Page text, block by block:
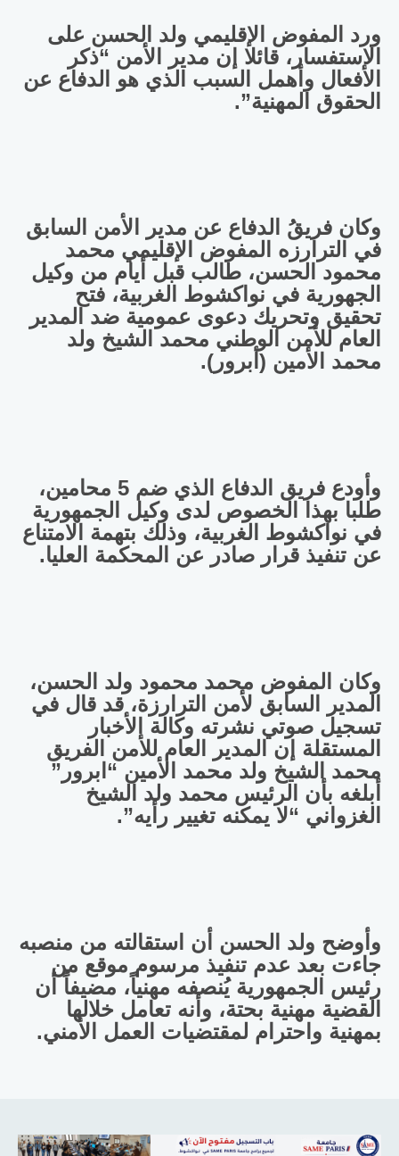
ورد المفوض الإقليمي ولد الحسن على
الاستفسار، قائلا إن مدير الأمن “ذكر
الأفعال وأهمل السبب الذي هو الدفاع عن
الحقوق المهنية”.
وكان فريقُ الدفاع عن مدير الأمن السابق
في الترارزه المفوض الإقليمي محمد
محمود الحسن، طالب قبل أيام من وكيل
الجهورية في نواكشوط الغربية، فتح
تحقيق وتحريك دعوى عمومية ضد المدير
العام للأمن الوطني محمد الشيخ ولد
محمد الأمين (أبرور).
وأودع فريق الدفاع الذي ضم 5 محامين،
طلبا بهذا الخصوص لدى وكيل الجمهورية
في نواكشوط الغربية، وذلك بتهمة الامتناع
عن تنفيذ قرار صادر عن المحكمة العليا.
وكان المفوض محمد محمود ولد الحسن،
المدير السابق لأمن الترارزة، قد قال في
تسجيل صوتي نشرته وكالة الأخبار
المستقلة إن المدير العام للأمن الفريق
محمد الشيخ ولد محمد الأمين “ابرور”
أبلغه بأن الرئيس محمد ولد الشيخ
الغزواني “لا يمكنه تغيير رأيه”.
وأوضح ولد الحسن أن استقالته من منصبه
جاءت بعد عدم تنفيذ مرسوم موقع من
رئيس الجمهورية يُنصفه مهنياً، مضيفاً أن
القضية مهنية بحتة، وأنه تعامل خلالها
بمهنية واحترام لمقتضيات العمل الأمني.